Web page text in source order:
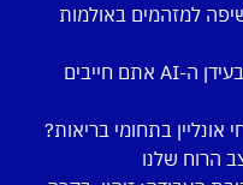
למזהמים באולמות
קורס צילום בתל אביב: למה דווקא בעידן ה-AI אתם חייבים
בתחומי בריאות?
הרוח שלנו